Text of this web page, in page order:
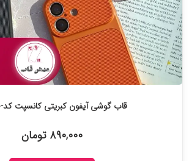
قاب گوشی آیفون کبریتی کانسپت کد-۱۶۶۸۹۰
۸۹۰,۰۰۰ تومان